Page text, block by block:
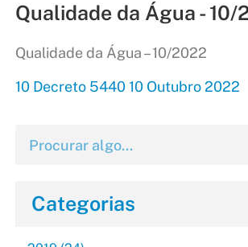
Qualidade da Água - 10/
Qualidade da Água – 10/2022
10 Decreto 5440 10 Outubro 2022
Categorias